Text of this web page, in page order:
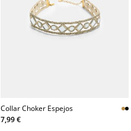
Collar Choker Espejos
7,99 €